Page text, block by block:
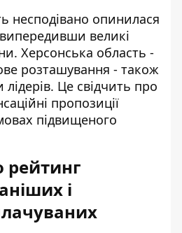
несподівано опинилася
великі
Херсонська область -
розташування - також
Це свідчить про
пропозиції
підвищеного
рейтинг
і